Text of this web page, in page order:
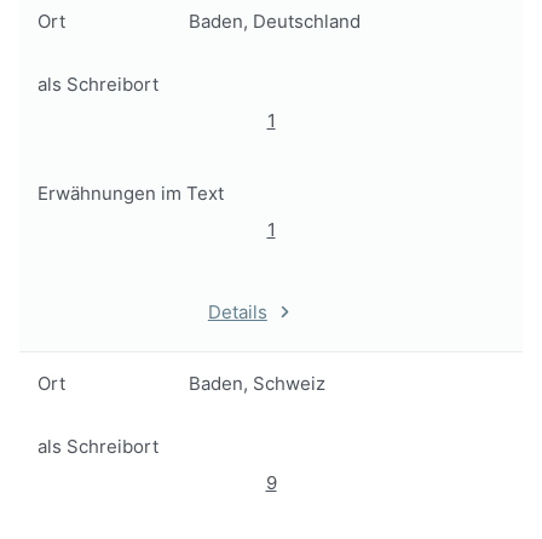
Ort Baden, Deutschland
als Schreibort
1
Erwähnungen im Text
1
Details
Ort Baden, Schweiz
als Schreibort
9